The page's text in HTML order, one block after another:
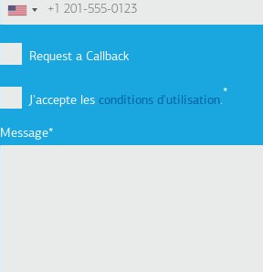
Request a Callback
J'accepte les conditions d'utilisation.
Message